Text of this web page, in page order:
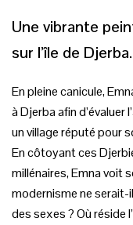
Une vibrante
sur l’île de Djerba.
En pleine canicule,
à Djerba afin
un village réputé pour
En côtoyant ces
millénaires, Emna voit
modernisme ne serait-il
des sexes ? Où réside